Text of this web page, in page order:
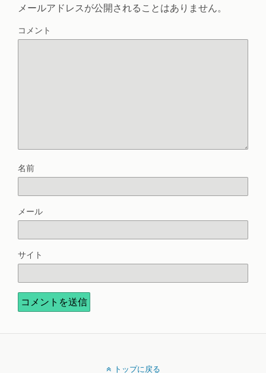
メールアドレスが公開されることはありません。
コメント
名前
メール
サイト
トップに戻る